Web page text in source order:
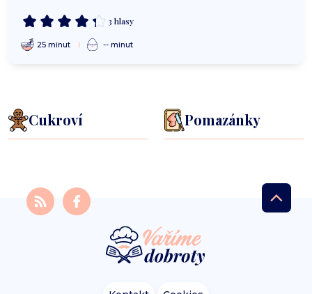
3 hlasy
25 minut -- minut
Cukroví Pomazánky